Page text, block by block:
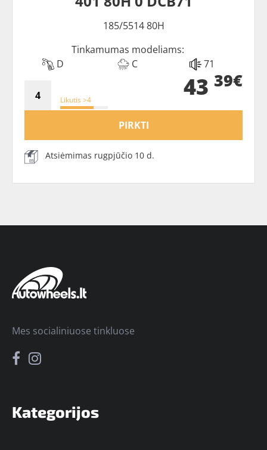
185/5514 80H
Tinkamumas modeliams:
D
C 71
Likutis >4 43 39€
PIRKTI
Atsiėmimas rugpjūčio 10 d.
Kategorijos
Mes socialiniuose tinkluose